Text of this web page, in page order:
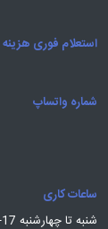
استعلام فوری هزینه
شماره واتساپ
ساعات کاری
شنبه تا چهارشنبه 17-8